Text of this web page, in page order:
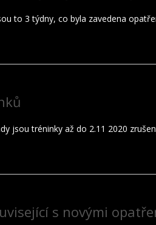
to 3 týdny, co byla zavedena
jsou tréninky až do 2.11 2020
s novými